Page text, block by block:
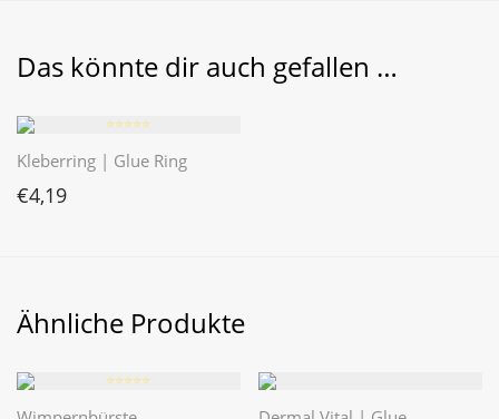
Das könnte dir auch gefallen …
⭐️⭐️⭐️⭐️⭐️
Kleberring | Glue Ring
€4,19
Ähnliche Produkte
⭐️⭐️⭐️⭐️⭐️